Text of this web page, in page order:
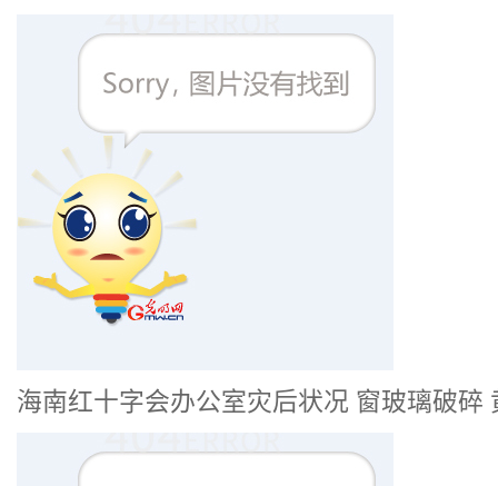
海南红十字会办公室灾后状况 窗玻璃破碎